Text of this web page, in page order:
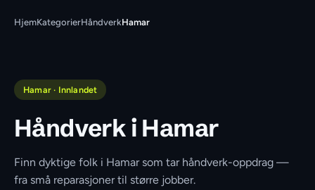
HjemKategorierHåndverkHamar
Hamar · Innlandet
Håndverk i Hamar
Finn dyktige folk i Hamar som tar håndverk-oppdrag —
fra små reparasjoner til større jobber.